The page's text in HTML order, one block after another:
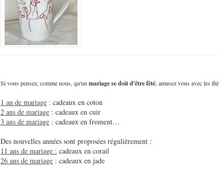
Si vous pensez, comme nous, qu'un mariage se doit d'être fêté, amusez vous avec les
1 an de mariage : cadeaux en coton
2 ans de mariage : cadeaux en cuir
3 ans de mariage : cadeaux en froment…
Des nouvelles années sont proposées régulièrement :
11 ans de mariage : cadeaux en corail
26 ans de mariage : cadeaux en jade